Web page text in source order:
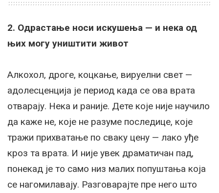
2. Одрастање носи искушења — и нека од
њих могу уништити живот
Алкохол, дроге, коцкање, вируелни свет —
адолесценција је период када се ова врата
отварају. Нека и раније. Дете које није научило
да каже не, које не разуме последице, које
тражи прихватање по сваку цену — лако уђе
кроз та врата. И није увек драматичан пад,
понекад је то само низ малих попуштања која
се нагомилавају. Разговарајте пре него што